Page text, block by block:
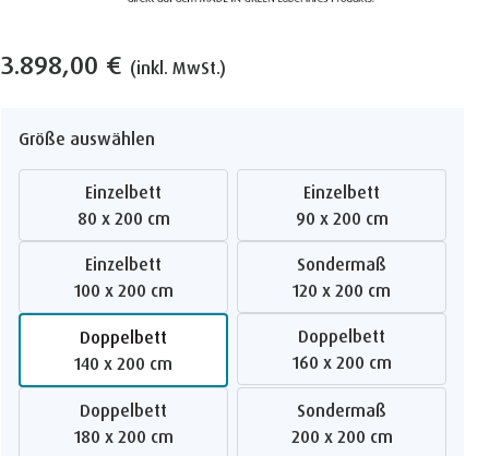
3.898,00 € (inkl. MwSt.)
Größe auswählen
Einzelbett
80 x 200 cm
Einzelbett
90 x 200 cm
Einzelbett
100 x 200 cm
Sondermaß
120 x 200 cm
Doppelbett
140 x 200 cm
Doppelbett
160 x 200 cm
Doppelbett
180 x 200 cm
Sondermaß
200 x 200 cm